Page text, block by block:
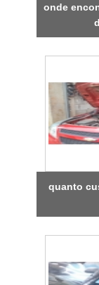
onde
quanto